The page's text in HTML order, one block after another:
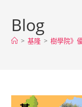
Blog
> 基隆 > 樹學院》